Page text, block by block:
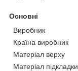
Основні
Виробник
Країна виробник
Матеріал верху
Матеріал підкладки